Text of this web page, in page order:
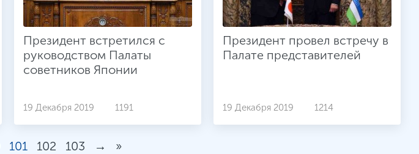
Президент встретился с
руководством Палаты
советников Японии
19 Декабря 2019 1191
Президент провел встречу в
Палате представителей
19 Декабря 2019 1214
101 102 103 → »